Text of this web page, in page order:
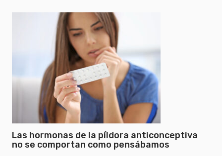
Las hormonas de la píldora anticonceptiva
no se comportan como pensábamos